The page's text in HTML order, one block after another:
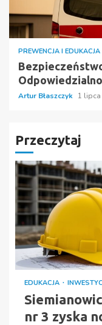
PREWENCJA I
Artur Błaszczyk 1
Przeczytaj
EDUKACJA
nr 3 zyska